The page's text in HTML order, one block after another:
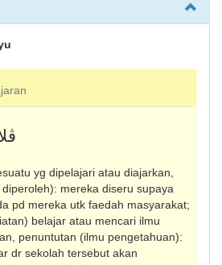
yg dipelajari atau diajarkan,
mereka diseru supaya
pd mereka utk faedah masyarakat;
belajar atau mencari ilmu
penuntutan (ilmu pengetahuan):
dr sekolah tersebut akan